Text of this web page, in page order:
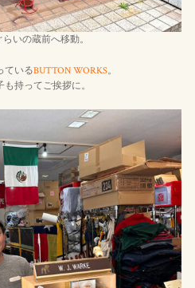
いの蔵前へ移動。
ているBUTTON WORKS。
持ってご挨拶に。